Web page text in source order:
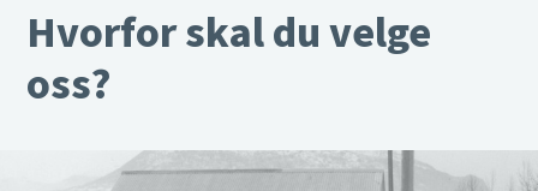
Hvorfor skal du velge
oss?